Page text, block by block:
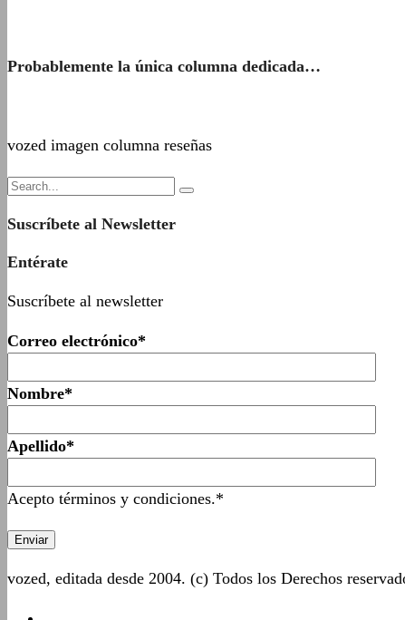
Probablemente la única columna dedicada…
vozed imagen columna reseñas
Suscríbete al Newsletter
Entérate
Suscríbete al newsletter
Correo electrónico*
Nombre*
Apellido*
Acepto términos y condiciones.*
vozed, editada desde 2004. (c) Todos los Derechos